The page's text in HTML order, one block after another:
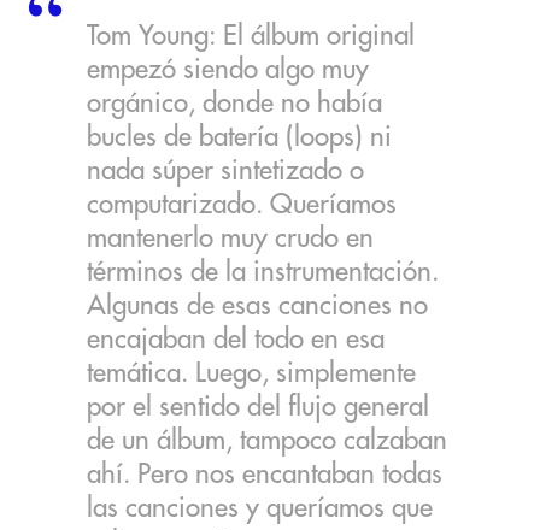
Tom Young: El álbum original
empezó siendo algo muy
orgánico, donde no había
bucles de batería (loops) ni
nada súper sintetizado o
computarizado. Queríamos
mantenerlo muy crudo en
términos de la instrumentación.
Algunas de esas canciones no
encajaban del todo en esa
temática. Luego, simplemente
por el sentido del flujo general
de un álbum, tampoco calzaban
ahí. Pero nos encantaban todas
las canciones y queríamos que